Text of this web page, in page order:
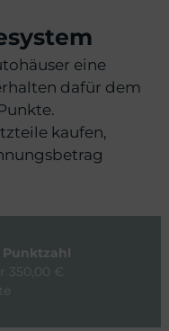
eine
dafür dem
kaufen,
Punktzahl
350,00 €